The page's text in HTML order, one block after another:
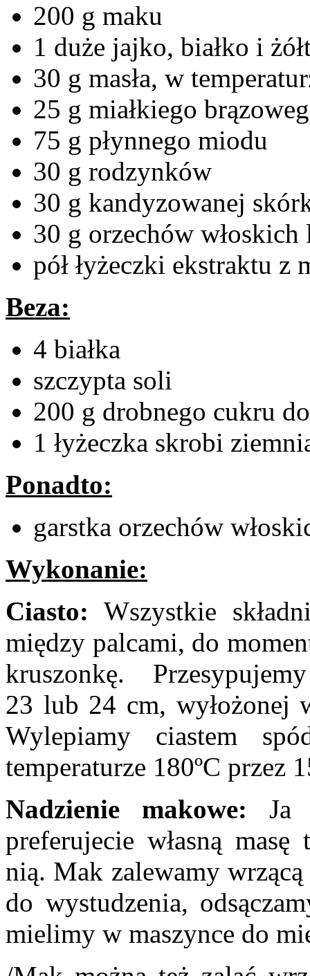
200 g maku
1 duże jajko, białko i
30 g masła, w
25 g miałkiego
75 g płynnego miodu
30 g rodzynków
30 g kandyzowanej
30 g orzechów
pół łyżeczki ekstraktu z
Beza:
4 białka
szczypta soli
200 g drobnego cukru
1 łyżeczka skrobi
Ponadto:
garstka orzechów
Wykonanie:
Ciasto: Wszystkie
między palcami, do
kruszonkę.
23 lub 24 cm, wyłożonej
Wylepiamy ciastem
temperaturze 180ºC przez
Nadzienie makowe: Ja
preferujecie własną
nią. Mak zalewamy
do wystudzenia,
mielimy w maszynce do